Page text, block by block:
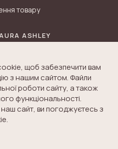
товару
ASHLEY
K&A
Ashley
щоб забезпечити вам
з нашим сайтом. Файли
роботи сайту, а також
функціональності.
сайт, ви погоджуєтесь з